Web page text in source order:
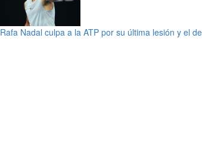
Rafa Nadal culpa a la ATP por su última lesión y el